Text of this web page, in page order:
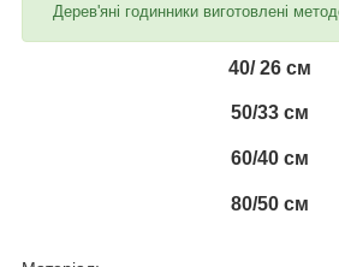
Дерев'яні годинники виготовлені
40/ 26 см
50/33 см
60/40 см
80/50 см